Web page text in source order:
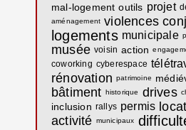
mal-logement outils projet
aménagement violences
logements municipale
musée voisin action
coworking cyberespace
rénovation patrimoine
bâtiment historique drives
inclusion rallys permis
activité municipaux